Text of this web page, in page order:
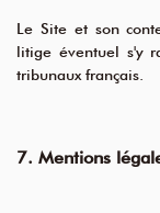
Le Site et son
litige éventuel s'y
tribunaux français.
7. Mentions